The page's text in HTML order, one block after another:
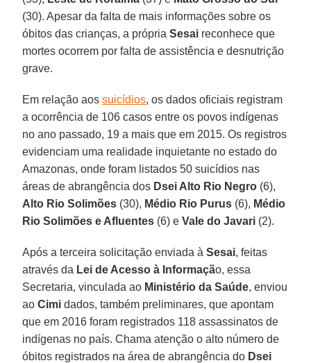
(30). Apesar da falta de mais informações sobre os
óbitos das crianças, a própriaSesai reconhece que
mortes ocorrem por falta de assistência e desnutrição
grave.
Em relação aossuicídios, os dados oficiais registram
a ocorrência de 106 casos entre os povos indígenas
no ano passado, 19 a mais que em 2015. Os registros
evidenciam uma realidade inquietante no estado do
Amazonas, onde foram listados 50 suicídios nas
áreas de abrangência dos Dsei Alto Rio Negro (6),
Alto Rio Solimões (30), Médio Rio Purus (6), Médio
Rio Solimões e Afluentes (6) eVale do Javari (2).
Após a terceira solicitação enviada àSesai, feitas
através da Lei de Acesso à Informação, essa
Secretaria, vinculada ao Ministério da Saúde, enviou
aoCimi dados, também preliminares, que apontam
que em 2016 foram registrados 118 assassinatos de
indígenas no país. Chama atenção o alto número de
óbitos registrados na área de abrangência do Dsei